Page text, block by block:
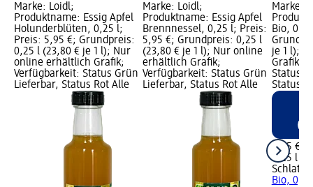
Marke: Loidl;
Produktname: Essig Apfel
Holunderblüten, 0,25 l;
Preis: 5,95 €; Grundpreis:
0,25 l (23,80 € je 1 l); Nur
online erhältlich Grafik;
Verfügbarkeit: Status Grün
Lieferbar, Status Rot Alle
Marke: Loidl;
Produktname: Essig Apfel
Brennnessel, 0,25 l; Preis:
5,95 €; Grundpreis: 0,25 l
(23,80 € je 1 l); Nur online
erhältlich Grafik;
Verfügbarkeit: Status Grün
Lieferbar, Status Rot Alle
Marke:
Bio,
je 1 l);
Grafik;
Status
Status
4,95 €
0,25 l
Bio,